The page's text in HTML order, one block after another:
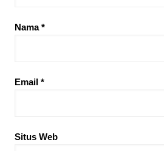
Nama*
Email *
Situs Web